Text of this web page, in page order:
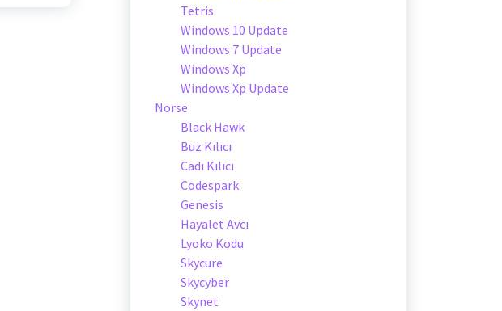
Tetris
Windows 10 Update
Windows 7 Update
Windows Xp
Windows Xp Update
Norse
Black Hawk
Buz Kılıcı
Cadı Kılıcı
Codespark
Genesis
Hayalet Avcı
Lyoko Kodu
Skycure
Skycyber
Skynet